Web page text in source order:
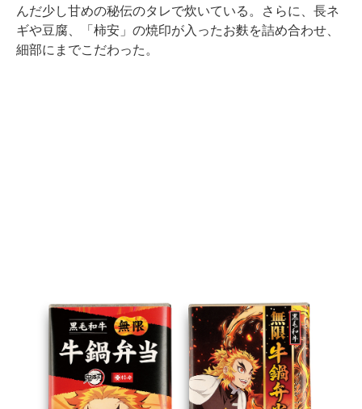
んだ少し甘めの秘伝のタレで炊いている。さらに、長ネ
ギや豆腐、「柿安」の焼印が入ったお麩を詰め合わせ、
細部にまでこだわった。